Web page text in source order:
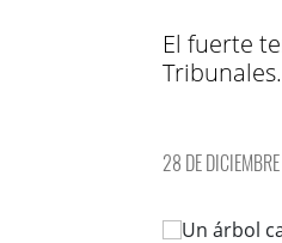
El fuerte
Tribunales.
28 DE